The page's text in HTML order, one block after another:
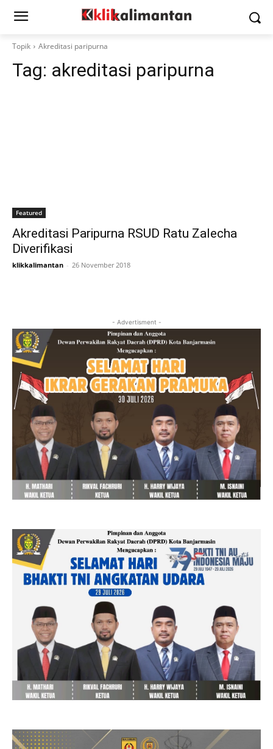
Topik Akreditasi paripurna
Tag: akreditasi paripurna
Featured
Akreditasi Paripurna RSUD Ratu Zalecha
Diverifikasi
klikkalimantan - 26 November 2018
- Advertisment -